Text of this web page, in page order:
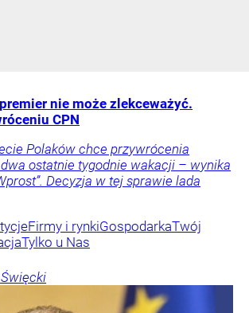
nie może zlekceważyć.
CPN
Polaków chce przywrócenia
ostatnie tygodnie wakacji – wynika
Decyzja w tej sprawie lada
Firmy i rynkiGospodarkaTwój
Tylko u Nas
Święcki